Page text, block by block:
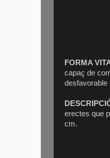
FORMA
capaç de
desfavorable
erectes que
cm.